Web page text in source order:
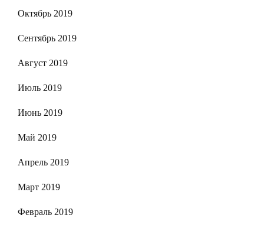
Октябрь 2019
Сентябрь 2019
Август 2019
Июль 2019
Июнь 2019
Май 2019
Апрель 2019
Март 2019
Февраль 2019